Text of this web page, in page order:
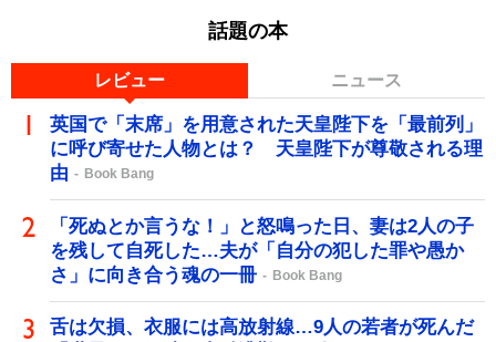
話題の本
レビュー ニュース
英国で「末席」を用意された天皇陛下を「最前列」
に呼び寄せた人物とは？ 天皇陛下が尊敬される理
由
Book Bang
「死ぬとか言うな！」と怒鳴った日、妻は2人の子
を残して自死した…夫が「自分の犯した罪や愚か
さ」に向き合う魂の一冊
Book Bang
舌は欠損、衣服には高放射線…9人の若者が死んだ